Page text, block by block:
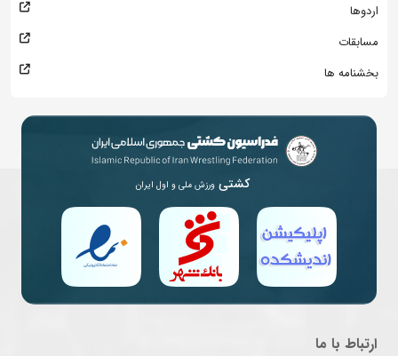
اردوها
مسابقات
بخشنامه ها
کشتی ورزش ملی و اول ایران
ارتباط با ما